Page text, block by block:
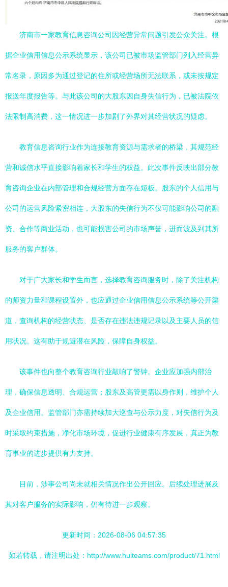
济南市一家教育信息咨询公司因经营异常问题引发公众关注。根
据企业信用信息公示系统显示，该公司已被市场监管部门列入经营异
常名录，原因多为通过登记的住所或经营场所无法联系，或未按规定
报送年度报告等。与此该公司的大股东因自身失信行为，已被法院依
法限制高消费，这一情况进一步加剧了外界对其经营状况的疑虑。
教育信息咨询行业作为连接教育资源与需求者的桥梁，其规范经
营和诚信水平直接影响着家长和学生的权益。此次事件反映出部分教
育咨询企业在内部管理和合规经营方面存在短板。股东的个人信用与
公司的运营风险紧密相连，大股东的失信行为不仅可能影响公司的融
资、合作等商业活动，也可能损害公司的市场声誉，进而波及到其所
服务的客户群体。
对于广大家长和学生而言，选择教育咨询服务时，除了关注机构
的师资力量和课程设置外，也应通过企业信用信息公示系统等公开渠
道，查询机构的经营状态、是否存在违法违规记录以及主要人员的信
用状况。这有助于规避潜在风险，保障自身权益。
该事件也向整个教育咨询行业敲响了警钟。企业应加强内部治
理，确保信息透明、合规运营；股东及高管更需以身作则，维护个人
及企业信用。监管部门亦需持续加大巡查与公示力度，对失信行为及
时采取约束措施，净化市场环境，促进行业健康有序发展，真正为教
育事业的进步提供有力支持。
目前，涉事公司尚未就相关情况作出公开回应。后续处理进展及
其对客户服务的实际影响，仍有待进一步观察。
更新时间：2026-08-06 04:57:35
如若转载，请注明出处：http://www.huiteams.com/product/71.html